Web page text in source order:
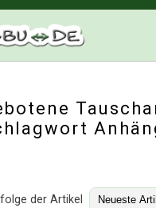
der Artikel